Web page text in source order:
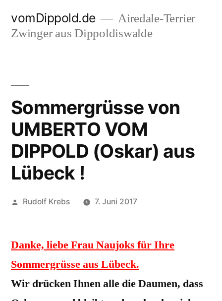
Inhalt
vomDippold.de
Airedale-Terrier
Zwinger aus Dippoldiswalde
Sommergrüsse von
UMBERTO VOM
DIPPOLD (Oskar) aus
Lübeck !
Veröffentlicht
Rudolf Krebs 7. Juni 2017
Danke, liebe Frau Naujoks für Ihre
Sommergrüsse aus Lübeck.
Wir drücken Ihnen alle die Daumen, dass